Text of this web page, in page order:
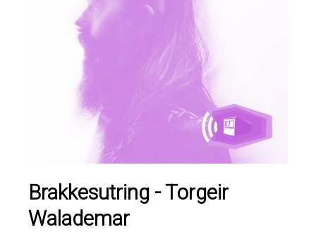
Brakkesutring - Torgeir
Walademar